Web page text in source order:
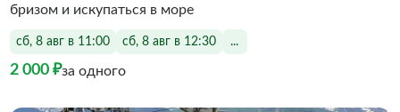
бризом и искупаться в море
сб, 8 авг в 11:00 сб, 8 авг в 12:30 ...
2 000 ₽за одного